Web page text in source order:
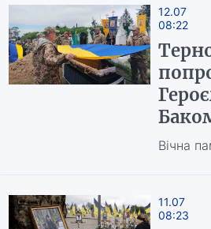
12.07
08:22
Вічна
11.07
08:23